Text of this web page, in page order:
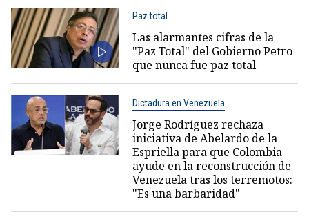
Paz total
Las alarmantes cifras de la
"Paz Total" del Gobierno Petro
que nunca fue paz total
Dictadura en Venezuela
Jorge Rodríguez rechaza
iniciativa de Abelardo de la
Espriella para que Colombia
ayude en la reconstrucción de
Venezuela tras los terremotos:
"Es una barbaridad"